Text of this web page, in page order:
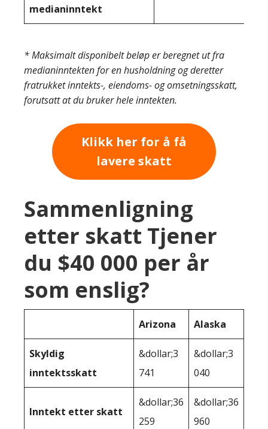
medianinntekt
* Maksimalt disponibelt beløp er beregnet ut fra
medianinntekten for en husholdning og deretter
fratrukket inntekts-, eiendoms- og omsetningsskatt,
forutsatt at du bruker hele inntekten.
Klikk her for å få
lavere skatt
Sammenligning
etter skatt Tjener
du $40 000 per år
som enslig?
Arizona Alaska
Skyldig
inntektsskatt
&dollar;3
741
&dollar;3
040
Inntekt etter skatt
&dollar;36
259
&dollar;36
960